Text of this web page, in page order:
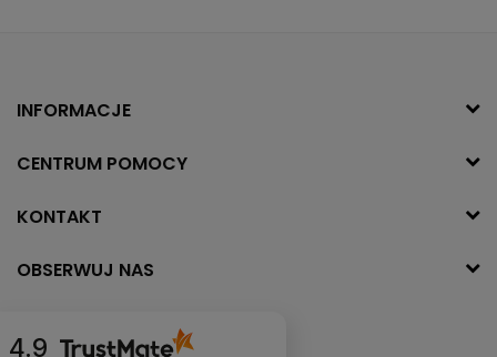
INFORMACJE
CENTRUM POMOCY
KONTAKT
OBSERWUJ NAS
4.9